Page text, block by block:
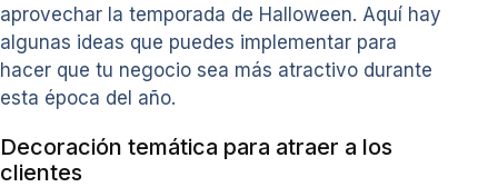
aprovechar la temporada de Halloween. Aquí hay
algunas ideas que puedes implementar para
hacer que tu negocio sea más atractivo durante
esta época del año.
Decoración temática para atraer a los
clientes